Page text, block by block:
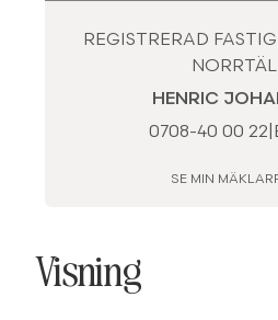
REGISTRERAD
HENRIC
0708-40 00 22
SE MIN
Visning